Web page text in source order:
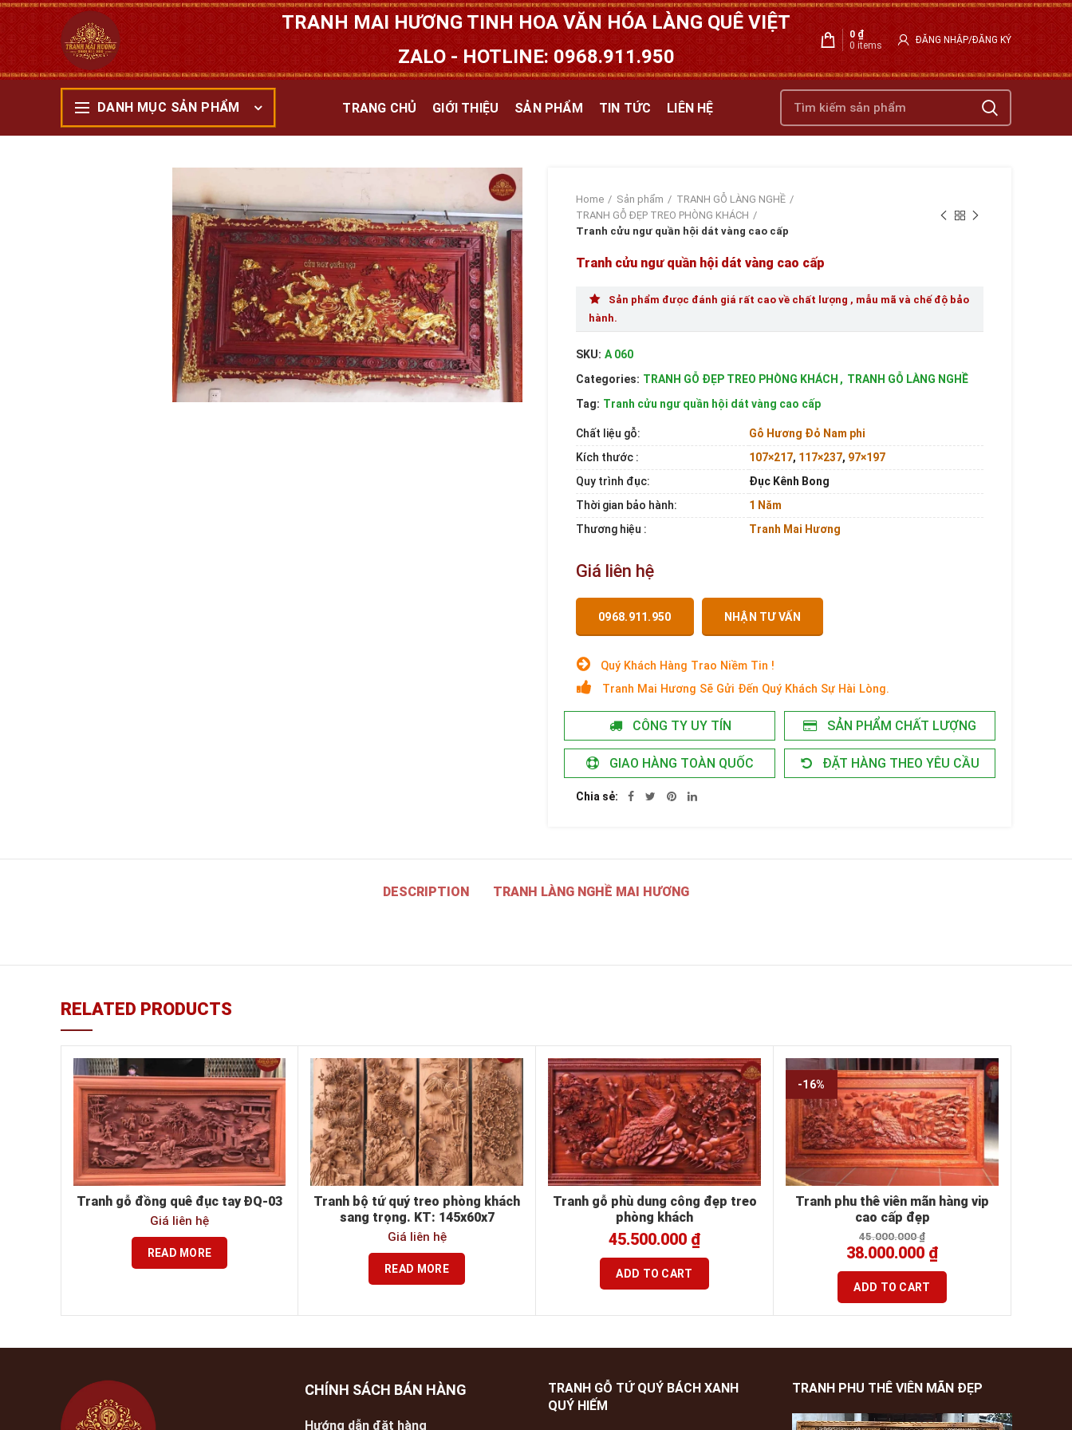
TRANH MAI HƯƠNG TINH HOA VĂN HÓA LÀNG QUÊ VIỆT
ZALO - HOTLINE: 0968.911.950
0 items
0 ₫ ĐĂNG NHẬP/ĐĂNG KÝ
DANH MỤC SẢN PHẨM TRANG CHỦ GIỚI THIỆU SẢN PHẨM TIN TỨC LIÊN HỆ
Home Sản phẩm
TRANH GỖ LÀNG NGHỀ
TRANH GỖ ĐẸP TREO PHÒNG KHÁCH
Tranh cửu ngư quần hội dát vàng cao cấp
Tranh cửu ngư quần hội dát vàng cao cấp
Sản phẩm được đánh giá rất cao về chất lượng , mẫu mã và chế độ bảo
hành.
SKU: A 060
Categories: TRANH GỖ ĐẸP TREO PHÒNG KHÁCH , TRANH GỖ LÀNG NGHỀ
Tag: Tranh cửu ngư quần hội dát vàng cao cấp
Chất liệu gỗ:
Gỗ Hương Đỏ Nam phi
Kích thước :
107×217, 117×237, 97×197
Quy trình đục:
Đục Kênh Bong
Thời gian bảo hành:
1 Năm
Thương hiệu :
Tranh Mai Hương
Giá liên hệ
0968.911.950 NHẬN TƯ VẤN
Quý Khách Hàng Trao Niềm Tin !
Tranh Mai Hương Sẽ Gửi Đến Quý Khách Sự Hài Lòng.
CÔNG TY UY TÍN SẢN PHẨM CHẤT LƯỢNG
GIAO HÀNG TOÀN QUỐC ĐẶT HÀNG THEO YÊU CẦU
Chia sẻ
DESCRIPTION TRANH LÀNG NGHỀ MAI HƯƠNG
RELATED PRODUCTS
Tranh gỗ đồng quê đục tay ĐQ-03
Giá liên hệ
READ MORE
Tranh bộ tứ quý treo phòng khách
sang trọng. KT: 145x60x7
Giá liên hệ
READ MORE
Tranh gỗ phù dung công đẹp treo
phòng khách
45.500.000 ₫
ADD TO CART
-16%
Tranh phu thê viên mãn hàng vip
cao cấp đẹp
45.000.000₫
38.000.000 ₫
ADD TO CART
CHÍNH SÁCH BÁN HÀNG
Hướng dẫn đặt hàng
TRANH GỖ TỨ QUÝ BÁCH XANH
QUÝ HIẾM
TRANH PHU THÊ VIÊN MÃN ĐẸP